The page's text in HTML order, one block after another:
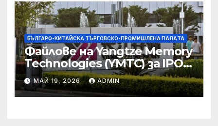
БЪЛГАРО-КИТАЙСКА ТЪРГОВСКО-ПРОМИШЛЕНА ПАЛAТА
Файлове на Yangtze Memory
Technologies (YMTC) за IPO
на STAR Market
МАЙ 19, 2026 ADMIN